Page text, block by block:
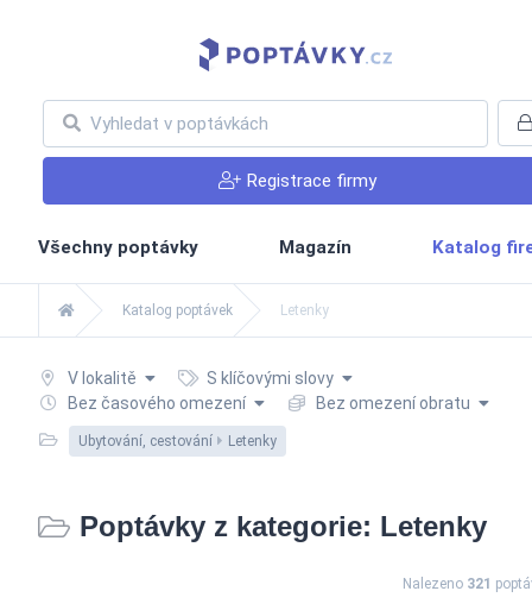
Registrace firmy
Všechny poptávky Magazín Katalog
Katalog poptávek Letenky
V lokalitě
S klíčovými slovy
Bez časového omezení
Bez omezení obratu
Ubytování, cestování Letenky
Poptávky z kategorie: Letenky
Nalezeno 321